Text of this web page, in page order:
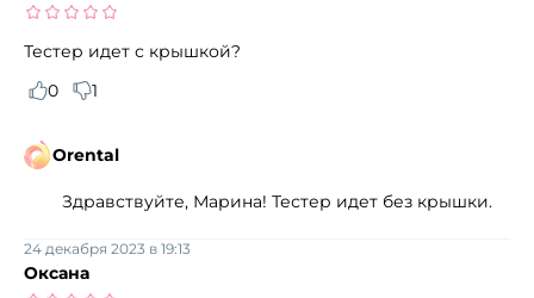
Тестер идет с крышкой?
0
1
Orental
Здравствуйте, Марина! Тестер идет без крышки.
Оксана
24 декабря 2023 в 19:13